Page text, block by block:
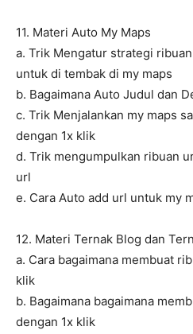
11. Materi Auto My Maps
a. Trik Mengatur strategi
untuk di tembak di my maps
b. Bagaimana Auto Judul dan
c. Trik Menjalankan my maps
dengan 1x klik
d. Trik mengumpulkan ribuan
url
e. Cara Auto add url untuk my
12. Materi Ternak Blog dan
a. Cara bagaimana membuat
klik
b. Bagaimana bagaimana
dengan 1x klik